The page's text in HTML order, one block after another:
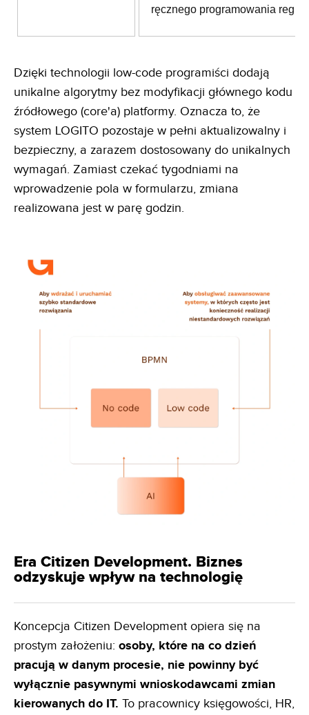
ręcznego programowania reguł.
Dzięki technologii low-code programiści dodają
unikalne algorytmy bez modyfikacji głównego kodu
źródłowego (core'a) platformy. Oznacza to, że
system LOGITO pozostaje w pełni aktualizowalny i
bezpieczny, a zarazem dostosowany do unikalnych
wymagań. Zamiast czekać tygodniami na
wprowadzenie pola w formularzu, zmiana
realizowana jest w parę godzin.
Era Citizen Development. Biznes
odzyskuje wpływ na technologię
Koncepcja Citizen Development opiera się na
prostym założeniu: osoby, które na co dzień
pracują w danym procesie, nie powinny być
wyłącznie pasywnymi wnioskodawcami zmian
kierowanych do IT. To pracownicy księgowości, HR,